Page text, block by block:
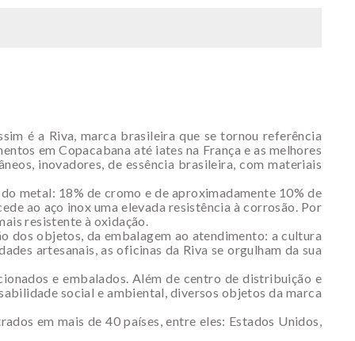
é a Riva, marca brasileira que se tornou referência
em Copacabana até iates na França e as melhores
inovadores, de essência brasileira, com materiais
metal: 18% de cromo e de aproximadamente 10% de
ao aço inox uma elevada resistência à corrosão. Por
resistente à oxidação.
dos objetos, da embalagem ao atendimento: a cultura
artesanais, as oficinas da Riva se orgulham da sua
e embalados. Além de centro de distribuição e
social e ambiental, diversos objetos da marca
em mais de 40 países, entre eles: Estados Unidos,